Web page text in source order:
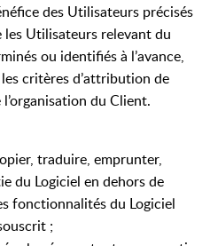
des Utilisateurs précisés
les Utilisateurs relevant du
ou identifiés à l’avance,
critères d’attribution de
l’organisation du Client.
traduire, emprunter,
du Logiciel en dehors de
fonctionnalités du Logiciel
;